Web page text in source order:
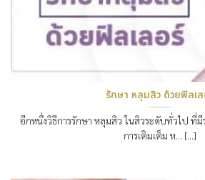
รักษา หลุมสิว ด้วยฟิลเ
อีกหนึ่งวิธีการรักษา หลุมสิว ในสิวระดับทั่วไป ที่
การเติมเต็ม ห… [...]